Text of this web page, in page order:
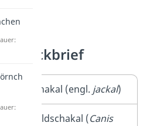
Steckbrief
Schakal (engl. jackal)
Goldschakal (Canis